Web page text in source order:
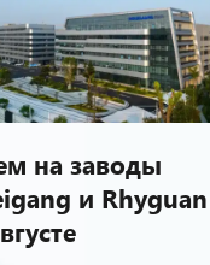
на заводы
и